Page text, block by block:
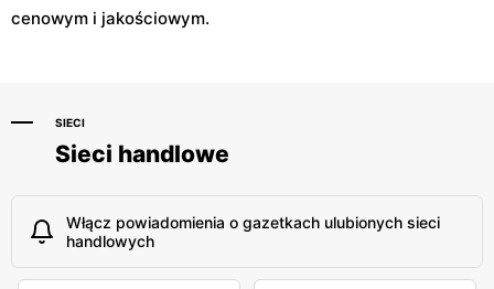
cenowym i jakościowym.
SIECI
Sieci handlowe
Włącz powiadomienia o gazetkach ulubionych sieci
handlowych